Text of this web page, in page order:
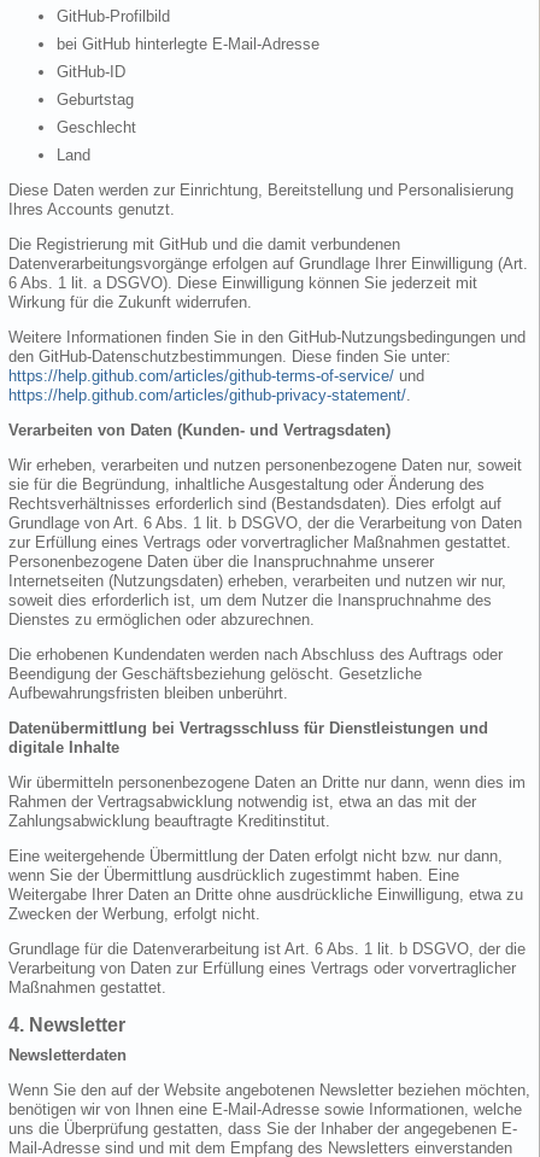
GitHub-Profilbild
bei GitHub hinterlegte E-Mail-Adresse
GitHub-ID
Geburtstag
Geschlecht
Land
Diese Daten werden zur Einrichtung, Bereitstellung und Personalisierung
Ihres Accounts genutzt.
Die Registrierung mit GitHub und die damit verbundenen
Datenverarbeitungsvorgänge erfolgen auf Grundlage Ihrer Einwilligung (Art.
6 Abs. 1 lit. a DSGVO). Diese Einwilligung können Sie jederzeit mit
Wirkung für die Zukunft widerrufen.
Weitere Informationen finden Sie in den GitHub-Nutzungsbedingungen und
den GitHub-Datenschutzbestimmungen. Diese finden Sie unter:
https://help.github.com/articles/github-terms-of-service/ und
https://help.github.com/articles/github-privacy-statement/.
Verarbeiten von Daten (Kunden- und Vertragsdaten)
Wir erheben, verarbeiten und nutzen personenbezogene Daten nur, soweit
sie für die Begründung, inhaltliche Ausgestaltung oder Änderung des
Rechtsverhältnisses erforderlich sind (Bestandsdaten). Dies erfolgt auf
Grundlage von Art. 6 Abs. 1 lit. b DSGVO, der die Verarbeitung von Daten
zur Erfüllung eines Vertrags oder vorvertraglicher Maßnahmen gestattet.
Personenbezogene Daten über die Inanspruchnahme unserer
Internetseiten (Nutzungsdaten) erheben, verarbeiten und nutzen wir nur,
soweit dies erforderlich ist, um dem Nutzer die Inanspruchnahme des
Dienstes zu ermöglichen oder abzurechnen.
Die erhobenen Kundendaten werden nach Abschluss des Auftrags oder
Beendigung der Geschäftsbeziehung gelöscht. Gesetzliche
Aufbewahrungsfristen bleiben unberührt.
Datenübermittlung bei Vertragsschluss für Dienstleistungen und
digitale Inhalte
Wir übermitteln personenbezogene Daten an Dritte nur dann, wenn dies im
Rahmen der Vertragsabwicklung notwendig ist, etwa an das mit der
Zahlungsabwicklung beauftragte Kreditinstitut.
Eine weitergehende Übermittlung der Daten erfolgt nicht bzw. nur dann,
wenn Sie der Übermittlung ausdrücklich zugestimmt haben. Eine
Weitergabe Ihrer Daten an Dritte ohne ausdrückliche Einwilligung, etwa zu
Zwecken der Werbung, erfolgt nicht.
Grundlage für die Datenverarbeitung ist Art. 6 Abs. 1 lit. b DSGVO, der die
Verarbeitung von Daten zur Erfüllung eines Vertrags oder vorvertraglicher
Maßnahmen gestattet.
4. Newsletter
Newsletterdaten
Wenn Sie den auf der Website angebotenen Newsletter beziehen möchten,
benötigen wir von Ihnen eine E-Mail-Adresse sowie Informationen, welche
uns die Überprüfung gestatten, dass Sie der Inhaber der angegebenen E-
Mail-Adresse sind und mit dem Empfang des Newsletters einverstanden